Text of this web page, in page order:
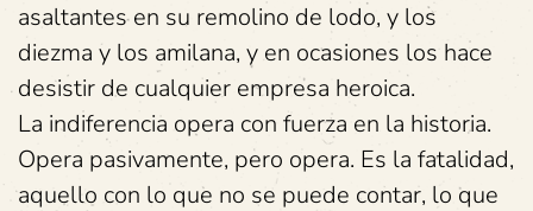
asaltantes en su remolino de lodo, y los
diezma y los amilana, y en ocasiones los hace
desistir de cualquier empresa heroica.
La indiferencia opera con fuerza en la historia.
Opera pasivamente, pero opera. Es la fatalidad,
aquello con lo que no se puede contar, lo que